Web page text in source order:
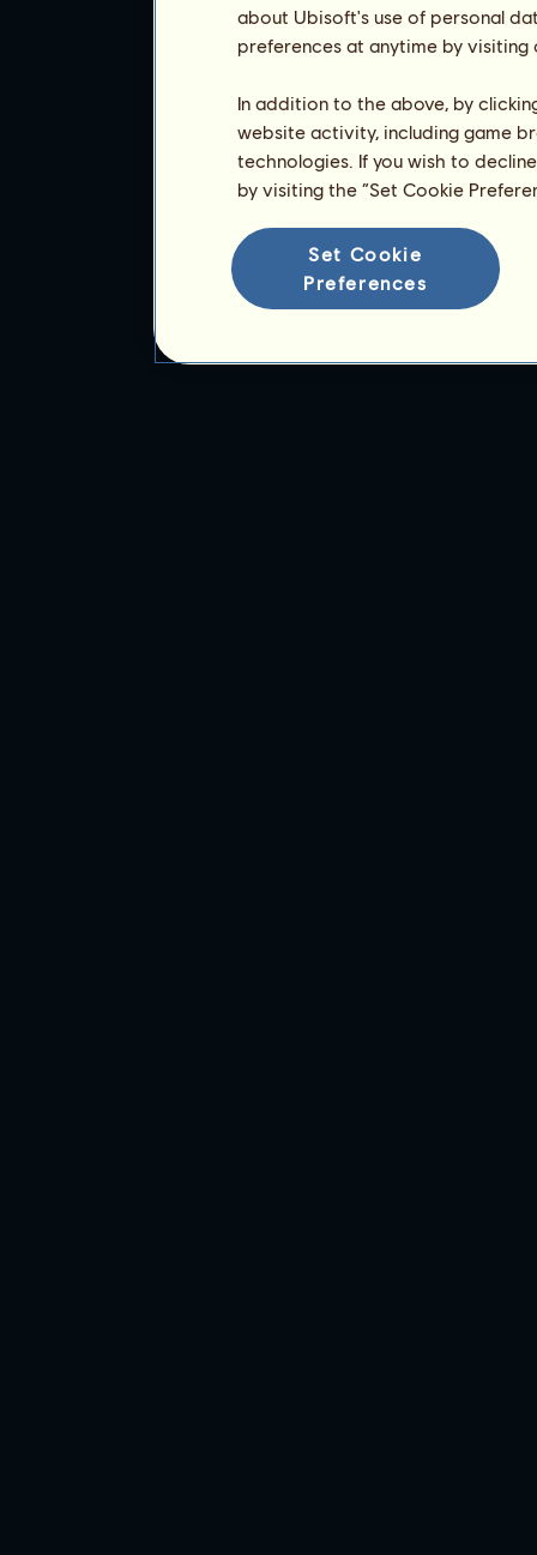
about Ubisoft's use of personal
preferences at anytime by
In addition to the above, by
website activity, including game
technologies. If you wish to
by visiting the “Set Cookie
Set Cookie
Preferences